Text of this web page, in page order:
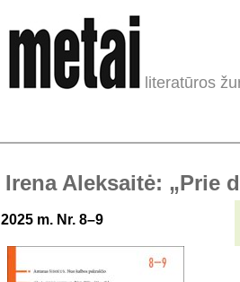
literatūros
Irena Aleksaitė: „Prie
2025 m. Nr. 8–9